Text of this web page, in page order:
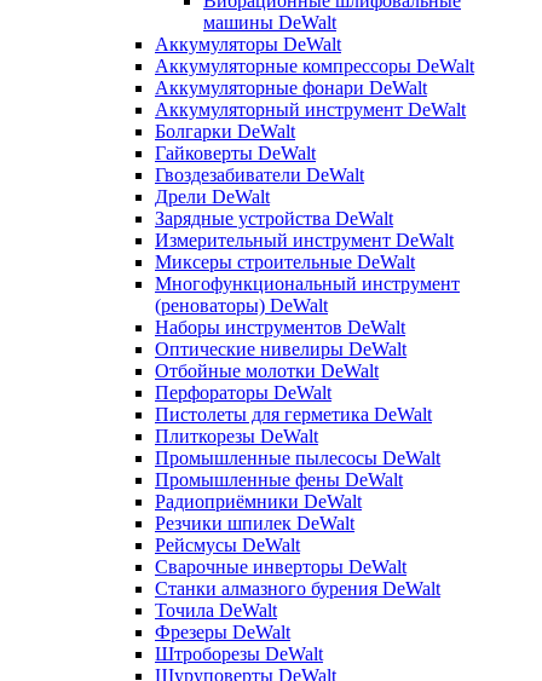
машины DeWalt
Аккумуляторы DeWalt
Аккумуляторные компрессоры DeWalt
Аккумуляторные фонари DeWalt
Аккумуляторный инструмент DeWalt
Болгарки DeWalt
Гайковерты DeWalt
Гвоздезабиватели DeWalt
Дрели DeWalt
Зарядные устройства DeWalt
Измерительный инструмент DeWalt
Миксеры строительные DeWalt
Многофункциональный инструмент
(реноваторы) DeWalt
Наборы инструментов DeWalt
Оптические нивелиры DeWalt
Отбойные молотки DeWalt
Перфораторы DeWalt
Пистолеты для герметика DeWalt
Плиткорезы DeWalt
Промышленные пылесосы DeWalt
Промышленные фены DeWalt
Радиоприёмники DeWalt
Резчики шпилек DeWalt
Рейсмусы DeWalt
Сварочные инверторы DeWalt
Станки алмазного бурения DeWalt
Точила DeWalt
Фрезеры DeWalt
Штроборезы DeWalt
Шуруповерты DeWalt